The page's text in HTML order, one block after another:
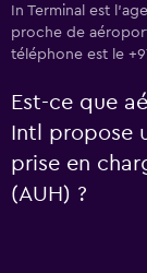
In Terminal est
proche de
téléphone est le
Est-ce que
Intl propose
prise en
(AUH) ?